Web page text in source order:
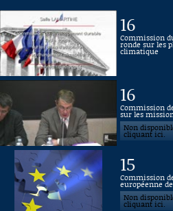
À LA DEMANDE
RECHERCHE
AIDE À LA DÉCOUPE
DE VIDÉOS
Questions au
16
Commission
ronde sur les
climatique
16
Commission
sur les
Non
cliquant ici.
15
Commission
européenne
Non
cliquant ici.